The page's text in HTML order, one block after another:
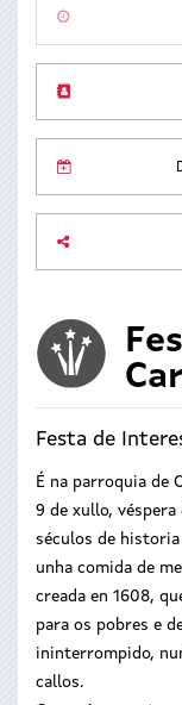
Festa de
É na parroquia de
9 de xullo,
séculos de
unha comida de
creada en 1608,
para os pobres e
ininterrompido,
callos.